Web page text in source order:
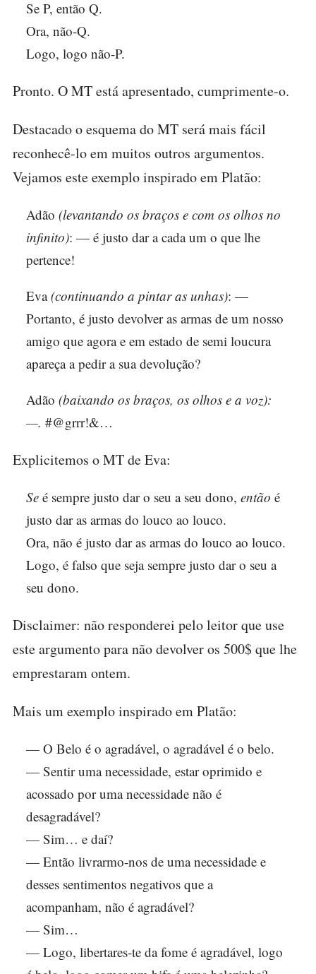
Se P, então Q.
Ora, não-Q.
Logo, logo não-P.
Pronto. O MT está apresentado, cumprimente-o.
Destacado o esquema do MT será mais fácil
reconhecê-lo em muitos outros argumentos.
Vejamos este exemplo inspirado em Platão:
Adão (levantando os braços e com os olhos no
infinito): — é justo dar a cada um o que lhe
pertence!
Eva(continuando a pintar as unhas): —
Portanto, é justo devolver as armas de um nosso
amigo que agora e em estado de semi loucura
apareça a pedir a sua devolução?
Adão (baixando os braços, os olhos e a voz):
—. #@grrr!&…
Explicitemos o MT de Eva:
Se é sempre justo dar o seu a seu dono, então é
justo dar as armas do louco ao louco.
Ora, não é justo dar as armas do louco ao louco.
Logo, é falso que seja sempre justo dar o seu a
seu dono.
Disclaimer: não responderei pelo leitor que use
este argumento para não devolver os 500$ que lhe
emprestaram ontem.
Mais um exemplo inspirado em Platão:
— O Belo é o agradável, o agradável é o belo.
— Sentir uma necessidade, estar oprimido e
acossado por uma necessidade não é
desagradável?
— Sim… e daí?
— Então livrarmo-nos de uma necessidade e
desses sentimentos negativos que a
acompanham, não é agradável?
— Sim…
— Logo, libertares-te da fome é agradável, logo